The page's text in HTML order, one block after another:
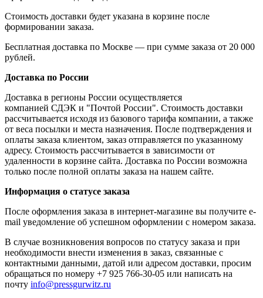
Стоимость доставки будет указана в корзине после
формировании заказа.
Бесплатная доставка по Москве — при сумме заказа от 20 000
рублей.
Доставка по России
Доставка в регионы России осуществляется
компанией СДЭК и "Почтой России". Стоимость доставки
рассчитывается исходя из базового тарифа компании, а также
от веса посылки и места назначения. После подтверждения и
оплаты заказа клиентом, заказ отправляется по указанному
адресу. Стоимость рассчитывается в зависимости от
удаленности в корзине сайта. Доставка по России возможна
только после полной оплаты заказа на нашем сайте.
Информация о статусе заказа
После оформления заказа в интернет-магазине вы получите e-
mail уведомление об успешном оформлении с номером заказа.
В случае возникновения вопросов по статусу заказа и при
необходимости внести изменения в заказ, связанные с
контактными данными, датой или адресом доставки, просим
обращаться по номеру +7 925 766-30-05 или написать на
почту info@pressgurwitz.ru